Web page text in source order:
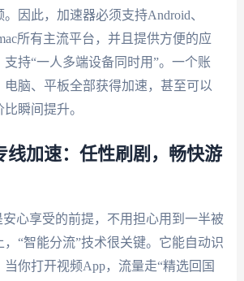
因此，加速器必须支持Android、
所有主流平台，并且提供方便的应
持“一人多端设备同时用”。一个账
电脑、平板全部获得加速，甚至可以
瞬间提升。
线加速：任性刷剧，畅快游
安心享受的前提，不用担心用到一半被
，“智能分流”技术很关键。它能自动识
你打开视频App，流量走“精选回国